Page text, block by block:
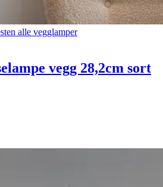
alle vegglamper
vegg 28,2cm sort